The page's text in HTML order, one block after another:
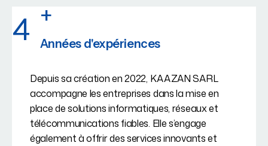
4 +
Années d'expériences
Depuis sa création en 2022, KAAZAN SARL
accompagne les entreprises dans la mise en
place de solutions informatiques, réseaux et
télécommunications fiables. Elle s’engage
également à offrir des services innovants et